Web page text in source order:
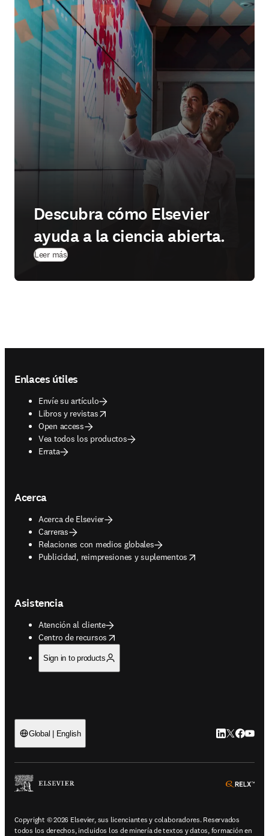
Descubra cómo Elsevier
ayuda a la ciencia abierta.
Leer más
Enlaces útiles
Envíe su artículo
Libros y revistas
opens in new tab/window
Open access
Vea todos los productos
Errata
Acerca
Acerca de Elsevier
Carreras
Relaciones con medios globales
Publicidad, reimpresiones y suplementos
opens in new tab/window
Asistencia
Atención al cliente
Centro de recursos
opens in new tab/window
Sign in to products
Global | English LinkedIn se
Twitter se
Copyright © 2026 Elsevier, sus licenciantes y colaboradores. Reservados
todos los derechos, incluidos los de minería de textos y datos, formación en